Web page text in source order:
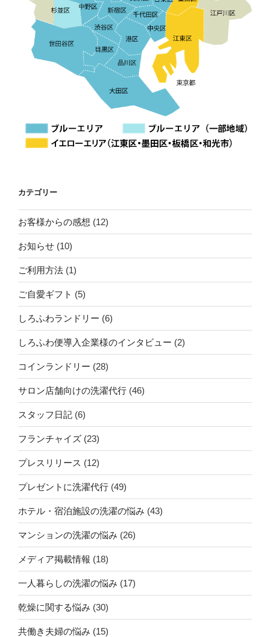
カテゴリー
お客様からの感想 (12)
お知らせ (10)
ご利用方法 (1)
ご自愛ギフト (5)
しろふわランドリー (6)
しろふわ便導入企業様のインタビュー (2)
コインランドリー (28)
サロン店舗向けの洗濯代行 (46)
スタッフ日記 (6)
フランチャイズ (23)
プレスリリース (12)
プレゼントに洗濯代行 (49)
ホテル・宿泊施設の洗濯の悩み (43)
マンションの洗濯の悩み (26)
メディア掲載情報 (18)
一人暮らしの洗濯の悩み (17)
乾燥に関する悩み (30)
共働き夫婦の悩み (15)